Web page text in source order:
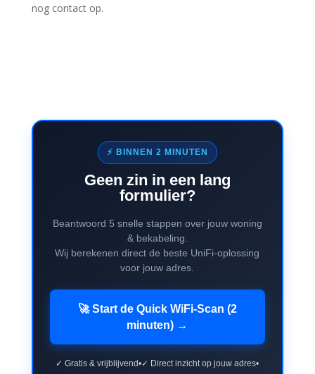
nog contact op.
⚡ BINNEN 2 MINUTEN
Geen zin in een lang
formulier?
Beantwoord 5 snelle stappen over jouw woning
& bekabeling.
Wij berekenen direct de beste UniFi-oplossing
voor jouw adres.
🚀 Start de Quick WiFi-Scan (2
minuten) →
✓ Gratis & vrijblijvend•✓ Direct inzicht op jouw adres•